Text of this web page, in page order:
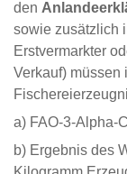
den
sowie zusätzlich
Erstvermarkter
Verkauf) müssen
a) FAO-3-Alpha-
b) Ergebnis des